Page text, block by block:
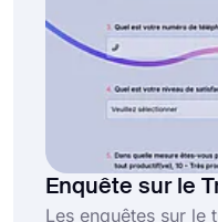
Enquête sur le
Les enquêtes sur le